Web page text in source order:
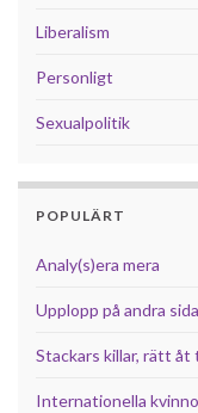
Liberalism
Personligt
Sexualpolitik
POPULÄRT
Analy(s)era mera
Upplopp på andra
Stackars killar, rätt åt
Internationella